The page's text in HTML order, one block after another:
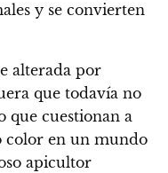
y se convierten
alterada por
que todavía no
que cuestionan a
color en un mundo
apicultor